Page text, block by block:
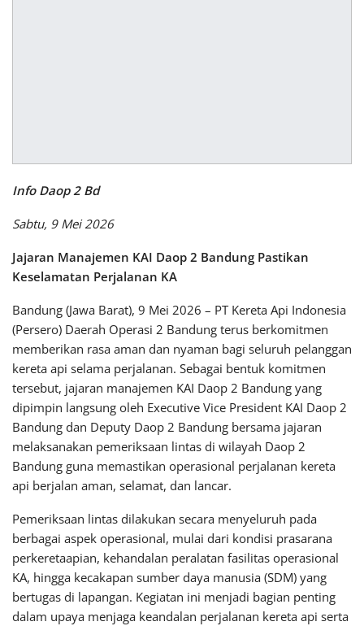
Info Daop 2 Bd
Sabtu, 9 Mei 2026
Jajaran Manajemen KAI Daop 2 Bandung Pastikan
Keselamatan Perjalanan KA
Bandung (Jawa Barat), 9 Mei 2026 – PT Kereta Api Indonesia
(Persero) Daerah Operasi 2 Bandung terus berkomitmen
memberikan rasa aman dan nyaman bagi seluruh pelanggan
kereta api selama perjalanan. Sebagai bentuk komitmen
tersebut, jajaran manajemen KAI Daop 2 Bandung yang
dipimpin langsung oleh Executive Vice President KAI Daop 2
Bandung dan Deputy Daop 2 Bandung bersama jajaran
melaksanakan pemeriksaan lintas di wilayah Daop 2
Bandung guna memastikan operasional perjalanan kereta
api berjalan aman, selamat, dan lancar.
Pemeriksaan lintas dilakukan secara menyeluruh pada
berbagai aspek operasional, mulai dari kondisi prasarana
perkeretaapian, kehandalan peralatan fasilitas operasional
KA, hingga kecakapan sumber daya manusia (SDM) yang
bertugas di lapangan. Kegiatan ini menjadi bagian penting
dalam upaya menjaga keandalan perjalanan kereta api serta